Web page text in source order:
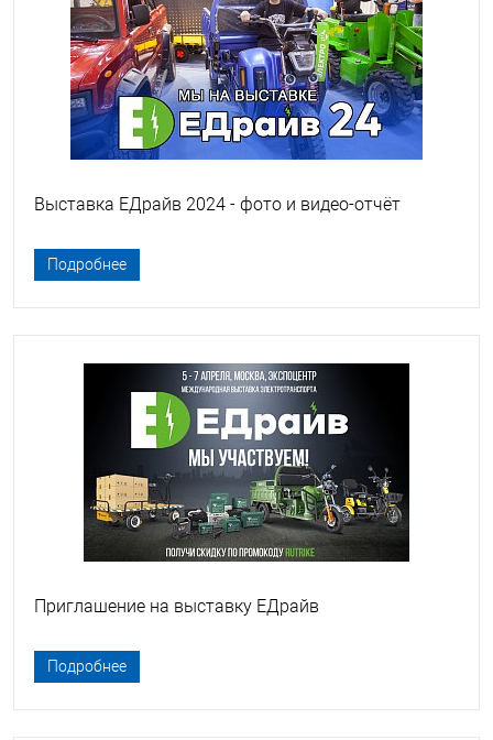
Выставка ЕДрайв 2024 - фото и видео-отчёт
Подробнее
Приглашение на выставку ЕДрайв
Подробнее